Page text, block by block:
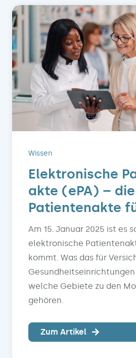
Wissen
Elektronische
akte (ePA) –
Patientenakte
Am 15. Januar 2025 ist es
elektronische
kommt. Was das für
welche Gebiete zu den
gehören.
Zum Artikel